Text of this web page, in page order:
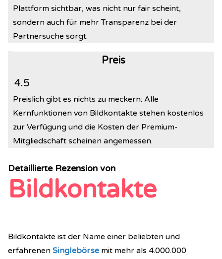
Plattform sichtbar, was nicht nur fair scheint,
sondern auch für mehr Transparenz bei der
Partnersuche sorgt.
Preis
4.5
Preislich gibt es nichts zu meckern: Alle
Kernfunktionen von Bildkontakte stehen kostenlos
zur Verfügung und die Kosten der Premium-
Mitgliedschaft scheinen angemessen.
Detaillierte Rezension von
Bildkontakte
Bildkontakte ist der Name einer beliebten und
erfahrenen Singlebörse mit mehr als 4.000.000